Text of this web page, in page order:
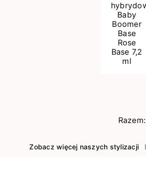
Razem:
Zobacz więcej naszych stylizacji